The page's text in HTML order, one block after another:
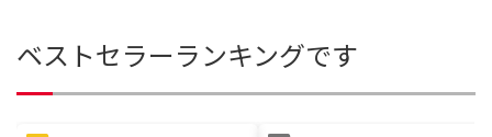
ベストセラーランキングです